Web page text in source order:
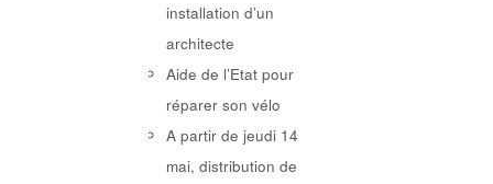
installation d’un
architecte
Aide de l’Etat pour
réparer son vélo
A partir de jeudi 14
mai, distribution de